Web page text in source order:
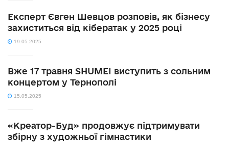
Експерт Євген Шевцов розповів, як бізнесу
захиститься від кібератак у 2025 році
19.05.2025
Вже 17 травня SHUMEI виступить з сольним
концертом у Тернополі
15.05.2025
«Креатор-Буд» продовжує підтримувати
збірну з художньої гімнастики